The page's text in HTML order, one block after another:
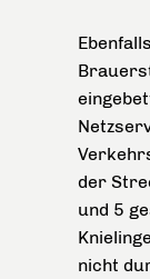
der
und 5
nicht